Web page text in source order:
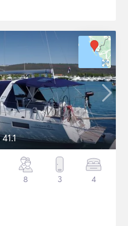
8 3 4